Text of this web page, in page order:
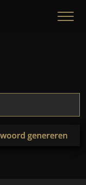
genereren